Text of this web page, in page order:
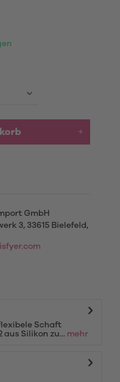
GmbH
3, 33615 Bielefeld,
Schaft
aus Silikon zu... mehr